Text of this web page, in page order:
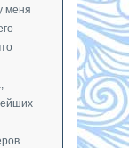
меня